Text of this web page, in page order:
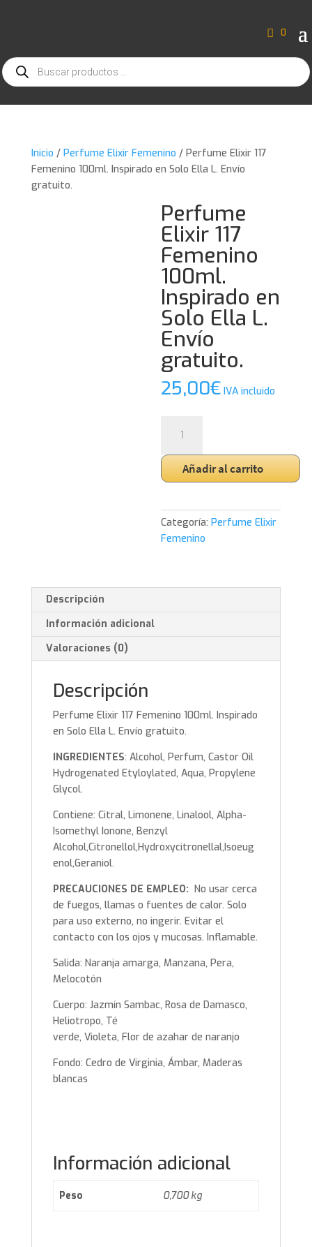
0
Búsqueda
de
productos
Inicio / Perfume Elixir Femenino / Perfume Elixir 117
Femenino 100ml. Inspirado en Solo Ella L. Envío
gratuito.
Perfume
Elixir 117
Femenino
100ml.
Inspirado en
Solo Ella L.
Envío
gratuito.
25,00€ IVA incluido
117
Femenino
en
Solo
Envío
cantidad
Añadir al carrito
Categoría:Perfume Elixir
Femenino
Descripción
Información adicional
Valoraciones (0)
Descripción
Perfume Elixir 117 Femenino 100ml. Inspirado
en Solo Ella L. Envío gratuito.
INGREDIENTES: Alcohol, Perfum, Castor Oil
Hydrogenated Etyloylated, Aqua, Propylene
Glycol.
Contiene: Citral, Limonene, Linalool, Alpha-
Isomethyl Ionone, Benzyl
Alcohol,Citronellol,Hydroxycitronellal,Isoeug
enol,Geraniol.
PRECAUCIONES DE EMPLEO: No usar cerca
de fuegos, llamas o fuentes de calor. Solo
para uso externo, no ingerir. Evitar el
contacto con los ojos y mucosas. Inflamable.
Salida: Naranja amarga, Manzana, Pera,
Melocotón
Cuerpo: Jazmín Sambac, Rosa de Damasco,
Heliotropo, Té
verde, Violeta, Flor de azahar de naranjo
Fondo: Cedro de Virginia, Ámbar, Maderas
blancas
Información adicional
Peso 0,700 kg